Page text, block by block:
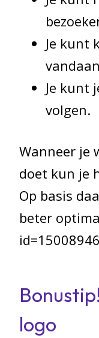
Je kunt
Je kunt
volgen.
Wanneer je
doet kun je
Op basis
beter
logo